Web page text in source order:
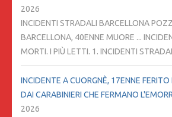
2026
INCIDENTI STRADALI BARCELLONA
BARCELLONA, 40ENNE MUORE ...
MORTI. I PIÙ LETTI. 1. INCIDENTI
INCIDENTE A CUORGNÈ, 17ENNE
DAI CARABINIERI CHE FERMANO
2026